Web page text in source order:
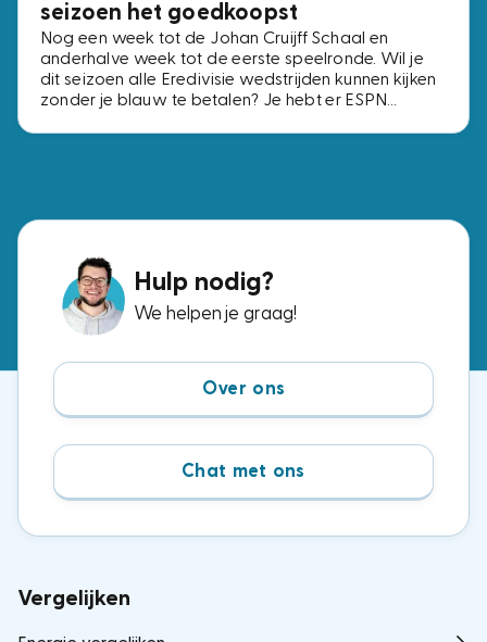
seizoen het goedkoopst
Nog een week tot de Johan Cruijff Schaal en
anderhalve week tot de eerste speelronde. Wil je
dit seizoen alle Eredivisie wedstrijden kunnen kijken
zonder je blauw te betalen? Je hebt er ESPN
Hulp nodig?
We helpen je graag!
Over ons
Chat met ons
Vergelijken